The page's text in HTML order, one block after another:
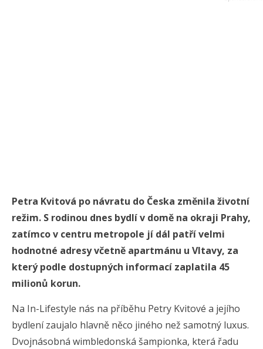
Petra Kvitová po návratu do Česka změnila životní
režim. S rodinou dnes bydlí v domě na okraji Prahy,
zatímco v centru metropole jí dál patří velmi
hodnotné adresy včetně apartmánu u Vltavy, za
který podle dostupných informací zaplatila 45
milionů korun.
Na In-Lifestyle nás na příběhu Petry Kvitové a jejího
bydlení zaujalo hlavně něco jiného než samotný luxus.
Dvojnásobná wimbledonská šampionka, která řadu